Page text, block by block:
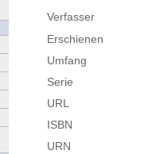
Verfasser
Erschienen
Umfang
Serie
URL
ISBN
URN